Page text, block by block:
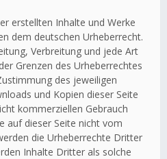
erstellten Inhalte und Werke
dem deutschen Urheberrecht.
Verbreitung und jede Art
Grenzen des Urheberrechtes
des jeweiligen
und Kopien dieser Seite
kommerziellen Gebrauch
auf dieser Seite nicht vom
die Urheberrechte Dritter
Inhalte Dritter als solche